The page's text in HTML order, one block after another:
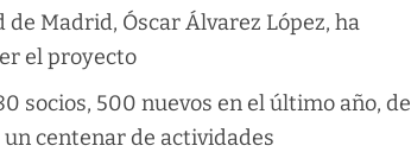
Madrid, Óscar Álvarez López, ha
el proyecto
socios, 500 nuevos en el último año, de
centenar de actividades